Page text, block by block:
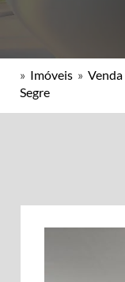
» Imóveis » Venda
Segre